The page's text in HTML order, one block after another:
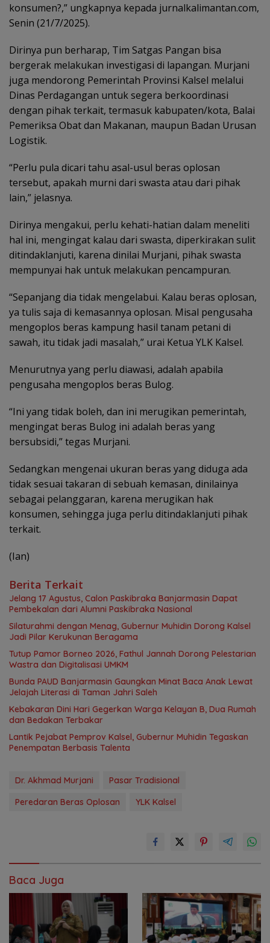
konsumen?,” ungkapnya kepada jurnalkalimantan.com,
Senin (21/7/2025).
Dirinya pun berharap, Tim Satgas Pangan bisa
bergerak melakukan investigasi di lapangan. Murjani
juga mendorong Pemerintah Provinsi Kalsel melalui
Dinas Perdagangan untuk segera berkoordinasi
dengan pihak terkait, termasuk kabupaten/kota, Balai
Pemeriksa Obat dan Makanan, maupun Badan Urusan
Logistik.
“Perlu pula dicari tahu asal-usul beras oplosan
tersebut, apakah murni dari swasta atau dari pihak
lain,” jelasnya.
Dirinya mengakui, perlu kehati-hatian dalam meneliti
hal ini, mengingat kalau dari swasta, diperkirakan sulit
ditindaklanjuti, karena dinilai Murjani, pihak swasta
mempunyai hak untuk melakukan pencampuran.
“Sepanjang dia tidak mengelabui. Kalau beras oplosan,
ya tulis saja di kemasannya oplosan. Misal pengusaha
mengoplos beras kampung hasil tanam petani di
sawah, itu tidak jadi masalah,” urai Ketua YLK Kalsel.
Menurutnya yang perlu diawasi, adalah apabila
pengusaha mengoplos beras Bulog.
“Ini yang tidak boleh, dan ini merugikan pemerintah,
mengingat beras Bulog ini adalah beras yang
bersubsidi,” tegas Murjani.
Sedangkan mengenai ukuran beras yang diduga ada
tidak sesuai takaran di sebuah kemasan, dinilainya
sebagai pelanggaran, karena merugikan hak
konsumen, sehingga juga perlu ditindaklanjuti pihak
terkait.
(Ian)
Berita Terkait
Jelang 17 Agustus, Calon Paskibraka Banjarmasin Dapat
Pembekalan dari Alumni Paskibraka Nasional
Silaturahmi dengan Menag, Gubernur Muhidin Dorong Kalsel
Jadi Pilar Kerukunan Beragama
Tutup Pamor Borneo 2026, Fathul Jannah Dorong Pelestarian
Wastra dan Digitalisasi UMKM
Bunda PAUD Banjarmasin Gaungkan Minat Baca Anak Lewat
Jelajah Literasi di Taman Jahri Saleh
Kebakaran Dini Hari Gegerkan Warga Kelayan B, Dua Rumah
dan Bedakan Terbakar
Lantik Pejabat Pemprov Kalsel, Gubernur Muhidin Tegaskan
Penempatan Berbasis Talenta
Dr. Akhmad Murjani
Pasar Tradisional
Peredaran Beras Oplosan
YLK Kalsel
Baca Juga